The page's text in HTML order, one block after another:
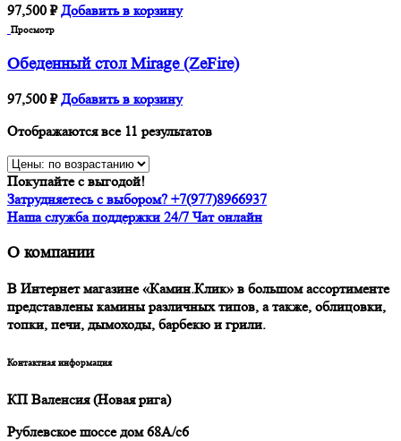
97,500 ₽ Добавить в корзину
Просмотр
Обеденный стол Mirage (ZeFire)
97,500 ₽ Добавить в корзину
Отображаются все 11 результатов
Покупайте с выгодой!
Затрудняетесь с выбором? +7(977)8966937
Наша служба поддержки 24/7 Чат онлайн
О компании
В Интернет магазине «Камин.Клик» в большом ассортименте
представлены камины различных типов, а также, облицовки,
топки, печи, дымоходы, барбекю и грили.
Контактная информация
КП Валенсия (Новая рига)
Рублевское шоссе дом 68А/с6